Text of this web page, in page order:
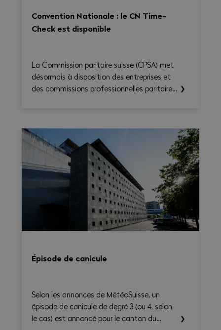
Convention Nationale : le CN Time-
Check est disponible
La Commission paritaire suisse (CPSA) met
désormais à disposition des entreprises et
des commissions professionnelles paritaires
le temps de travail, les heures
supplémentaires, le temps de déplacement
et les éventuels suppléments sur une base
hebdomadaire, tout en générant une
synthèse claire et exportable en PDF.
Épisode de canicule
Selon les annonces de MétéoSuisse, un
épisode de canicule de degré 3 (ou 4, selon
le cas) est annoncé pour le canton du